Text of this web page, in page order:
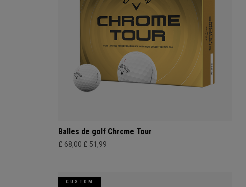
Balles de golf Chrome Tour
£ 68,00 £ 51,99
CUSTOM